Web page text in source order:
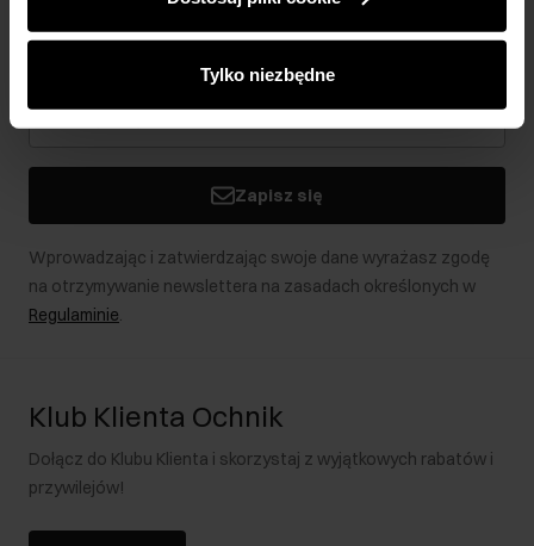
analitycznym. Partnerzy mogą połączyć te informacje z
podczas korzystania z ich usług.
Tylko niezbędne
Bądź na bieżąco z nowościami i promocjami!
Zapisz się
Wprowadzając i zatwierdzając swoje dane wyrażasz zgodę
na otrzymywanie newslettera na zasadach określonych w
Regulaminie.
Klub Klienta Ochnik
Dołącz do Klubu Klienta i skorzystaj z wyjątkowych rabatów i
przywilejów!